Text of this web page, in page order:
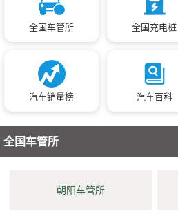
全国车管所 全国充电桩
汽车销量榜 汽车百科
全国车管所
朝阳车管所